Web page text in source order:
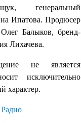
генеральный
Ипатова. Продюсер
Балыков, бренд-
Лихачева.
не является
исключительно
характер.